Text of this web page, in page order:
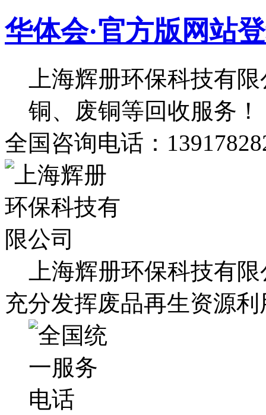
华体会·官方版网站
上海辉册环保科技有
铜、废铜等回收服务！
全国咨询电话：
上海辉册环保科技有
充分发挥废品再生资源